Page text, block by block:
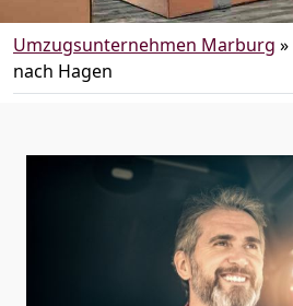
Umzugsunternehmen Marburg »
nach Hagen